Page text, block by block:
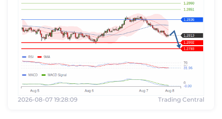
2026-08-07 19:28:09 Trading Central